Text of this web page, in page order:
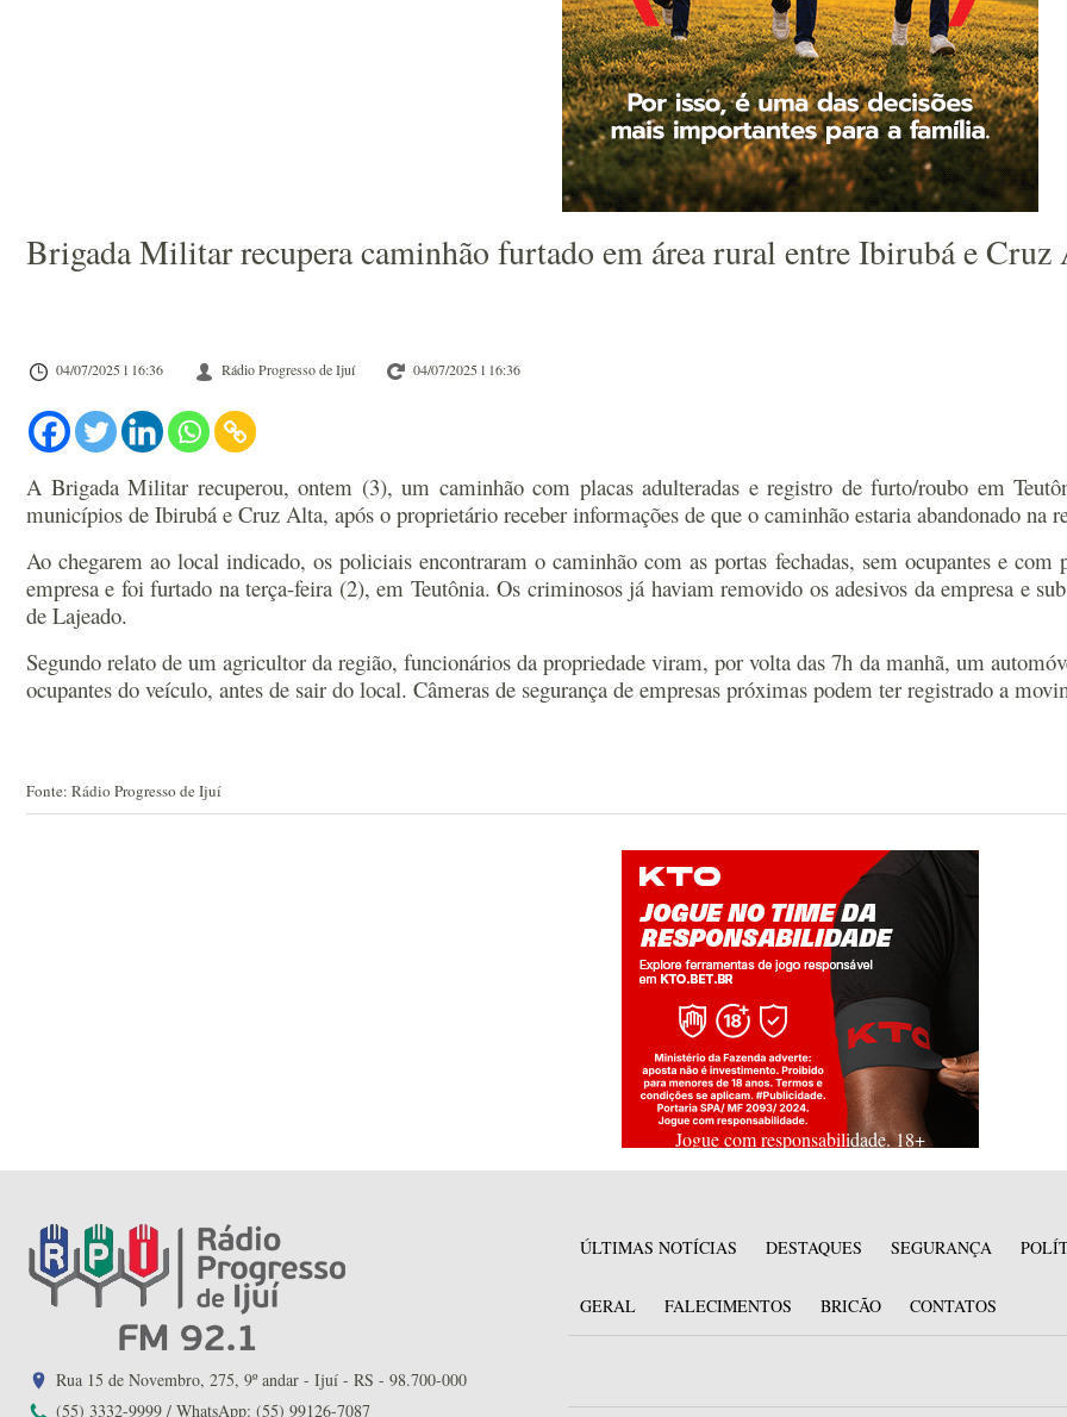
Brigada Militar recupera caminhão furtado em área rural entre Ibirubá e Cruz
04/07/2025 l 16:36 Rádio Progresso de Ijuí 04/07/2025 l 16:36
A Brigada Militar recuperou, ontem (3), um caminhão com placas adulteradas e registro de furto/roubo em
municípios de Ibirubá e Cruz Alta, após o proprietário receber informações de que o caminhão estaria abandonado na
Ao chegarem ao local indicado, os policiais encontraram o caminhão com as portas fechadas, sem ocupantes e
empresa e foi furtado na terça-feira (2), em Teutônia. Os criminosos já haviam removido os adesivos da empresa e
de Lajeado.
Segundo relato de um agricultor da região, funcionários da propriedade viram, por volta das 7h da manhã, um
ocupantes do veículo, antes de sair do local. Câmeras de segurança de empresas próximas podem ter registrado a
Fonte: Rádio Progresso de Ijuí
Jogue com responsabilidade. 18+
Rua 15 de Novembro, 275, 9º andar - Ijuí - RS - 98.700-000
(55) 3332-9999 / WhatsApp: (55) 99126-7087
ÚLTIMAS NOTÍCIAS DESTAQUES SEGURANÇA
GERAL FALECIMENTOS BRICÃO CONTATOS